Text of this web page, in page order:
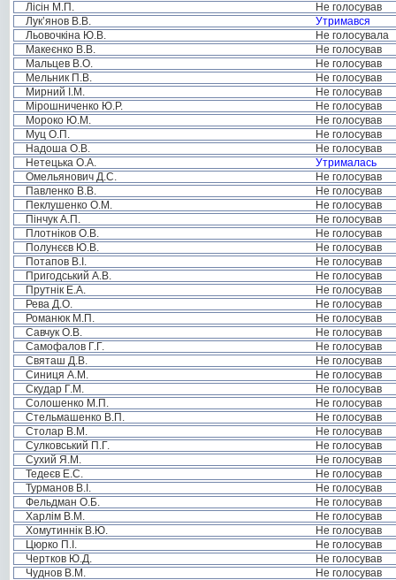
Лісін М.П.
Не голосував
Лук’янов В.В.
Утримався
Льовочкіна Ю.В.
Не голосувала
Макеєнко В.В.
Не голосував
Мальцев В.О.
Не голосував
Мельник П.В.
Не голосував
Мирний І.М.
Не голосував
Мірошниченко Ю.Р.
Не голосував
Мороко Ю.М.
Не голосував
Муц О.П.
Не голосував
Надоша О.В.
Не голосував
Нетецька О.А.
Утрималась
Омельянович Д.С.
Не голосував
Павленко В.В.
Не голосував
Пеклушенко О.М.
Не голосував
Пінчук А.П.
Не голосував
Плотніков О.В.
Не голосував
Полунєєв Ю.В.
Не голосував
Потапов В.І.
Не голосував
Пригодський А.В.
Не голосував
Прутнік Е.А.
Не голосував
Рева Д.О.
Не голосував
Романюк М.П.
Не голосував
Савчук О.В.
Не голосував
Самофалов Г.Г.
Не голосував
Святаш Д.В.
Не голосував
Синиця А.М.
Не голосував
Скудар Г.М.
Не голосував
Солошенко М.П.
Не голосував
Стельмашенко В.П.
Не голосував
Столар В.М.
Не голосував
Сулковський П.Г.
Не голосував
Сухий Я.М.
Не голосував
Тедеєв Е.С.
Не голосував
Турманов В.І.
Не голосував
Фельдман О.Б.
Не голосував
Харлім В.М.
Не голосував
Хомутиннік В.Ю.
Не голосував
Цюрко П.І.
Не голосував
Чертков Ю.Д.
Не голосував
Чуднов В.М.
Не голосував